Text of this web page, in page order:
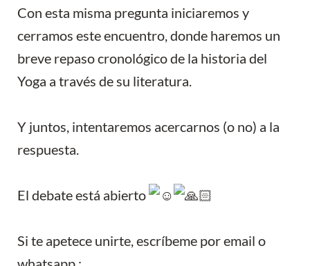
Con esta misma pregunta iniciaremos y
cerramos este encuentro, donde haremos un
breve repaso cronológico de la historia del
Yoga a través de su literatura.
Y juntos, intentaremos acercarnos (o no) a la
respuesta.
El debate está abierto
Si te apetece unirte, escríbeme por email o